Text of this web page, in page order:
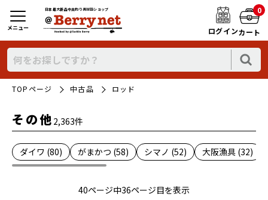
日本最大新品中古釣り具WEBショップ
ログイン
0
カート
メニュー
TOPページ 中古品 ロッド
その他 2,363件
ダイワ (80) がまかつ (58) シマノ (52) 大阪漁具 (32)
40ページ中36ページ目を表示